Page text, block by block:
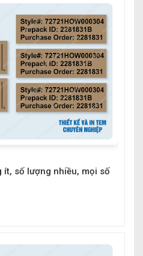
ít, số lượng nhiều, mọi số